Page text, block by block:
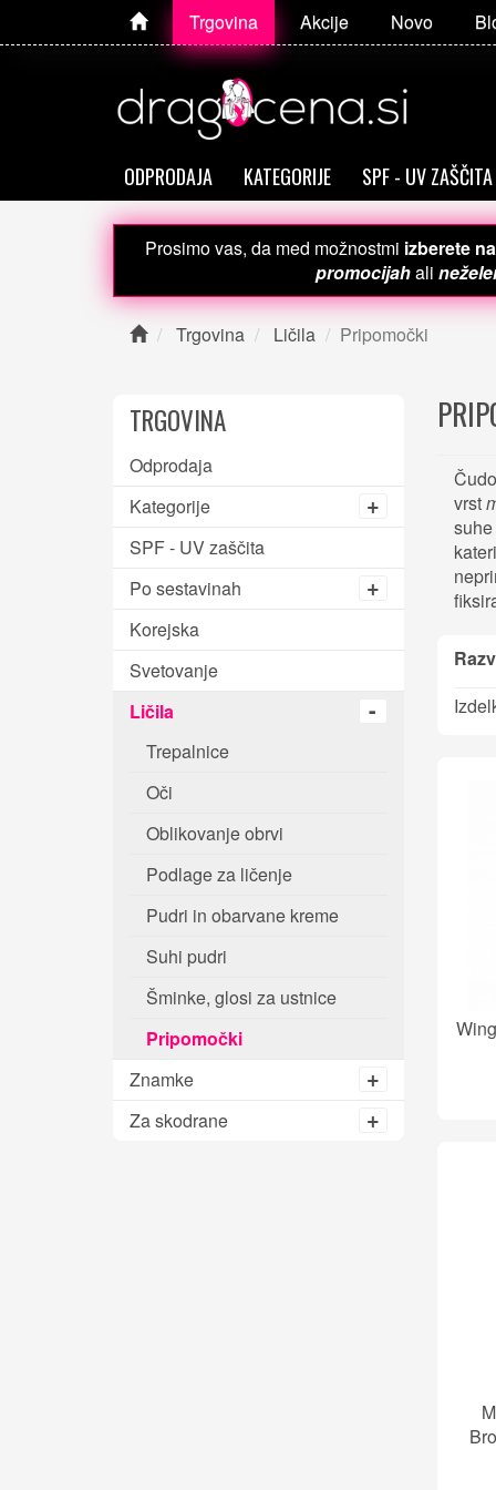
Trgovina Akcije Novo
ODPRODAJA KATEGORIJE SPF - UV ZAŠČITA
Prosimo vas, da med možnostmi izberete
promocijahali
Trgovina Ličila Pripomočki
TRGOVINA
Odprodaja
Kategorije
SPF - UV zaščita
Po sestavinah
Korejska
Svetovanje
Ličila
Trepalnice
Oči
Oblikovanje obrvi
Podlage za ličenje
Pudri in obarvane kreme
Suhi pudri
Šminke, glosi za ustnice
Pripomočki
Znamke
Za skodrane
vrst